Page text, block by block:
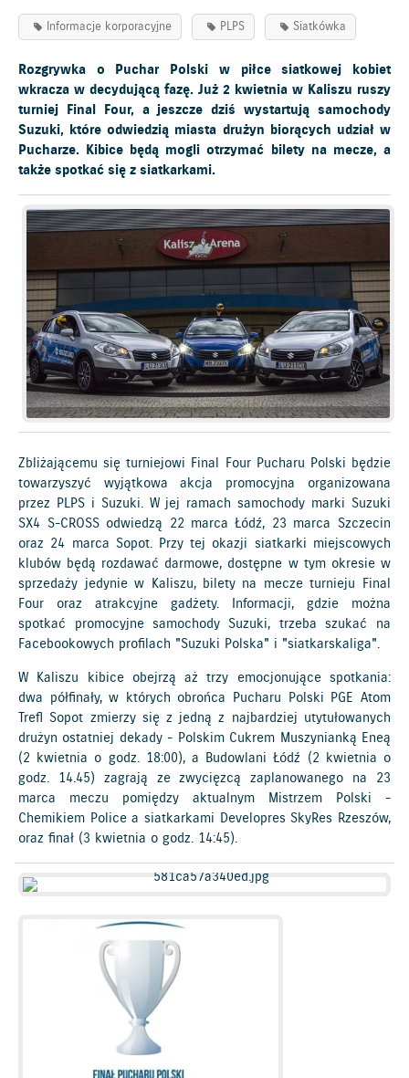
Informacje korporacyjne PLPS Siatkówka
Rozgrywka o Puchar Polski w piłce siatkowej kobiet
wkracza w decydującą fazę. Już 2 kwietnia w Kaliszu ruszy
turniej Final Four, a jeszcze dziś wystartują samochody
Suzuki, które odwiedzią miasta drużyn biorących udział w
Pucharze. Kibice będą mogli otrzymać bilety na mecze, a
także spotkać się z siatkarkami.
Zbliżającemu się turniejowi Final Four Pucharu Polski będzie
towarzyszyć wyjątkowa akcja promocyjna organizowana
przez PLPS i Suzuki. W jej ramach samochody marki Suzuki
SX4 S-CROSS odwiedzą 22 marca Łódź, 23 marca Szczecin
oraz 24 marca Sopot. Przy tej okazji siatkarki miejscowych
klubów będą rozdawać darmowe, dostępne w tym okresie w
sprzedaży jedynie w Kaliszu, bilety na mecze turnieju Final
Four oraz atrakcyjne gadżety. Informacji, gdzie można
spotkać promocyjne samochody Suzuki, trzeba szukać na
Facebookowych profilach "Suzuki Polska" i "siatkarskaliga".
W Kaliszu kibice obejrzą aż trzy emocjonujące spotkania:
dwa półfinały, w których obrońca Pucharu Polski PGE Atom
Trefl Sopot zmierzy się z jedną z najbardziej utytułowanych
drużyn ostatniej dekady - Polskim Cukrem Muszynianką Eneą
(2 kwietnia o godz. 18:00), a Budowlani Łódź (2 kwietnia o
godz. 14.45) zagrają ze zwycięzcą zaplanowanego na 23
marca meczu pomiędzy aktualnym Mistrzem Polski -
Chemikiem Police a siatkarkami Developres SkyRes Rzeszów,
oraz finał (3 kwietnia o godz. 14:45).